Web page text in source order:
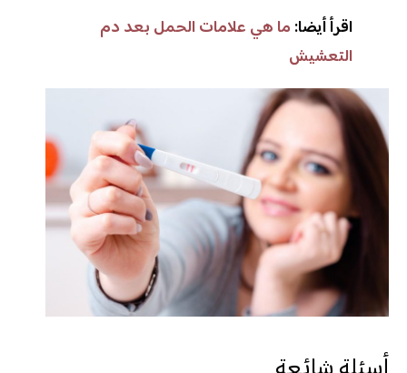
اقرأ أيضا: ما هي علامات الحمل بعد دم
التعشيش